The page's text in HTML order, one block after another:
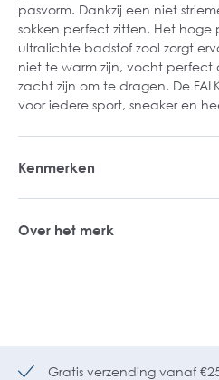
pasvorm. Dankzij een niet
sokken perfect zitten. Het
ultralichte badstof zool zorgt
niet te warm zijn, vocht perfect
zacht zijn om te dragen. De
voor iedere sport, sneaker en
Kenmerken
Over het merk
Gratis verzending vanaf